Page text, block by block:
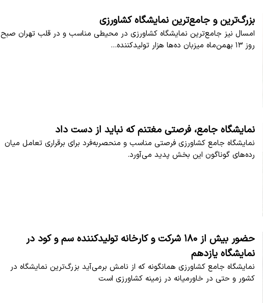
بزرگ‌ترین و جامع‌ترین نمایشگاه کشاورزی
امسال نیز جامع‌ترین نمایشگاه کشاورزی در محیطی مناسب و در قلب تهران صبح
روز ۱۳ بهمن‌ماه میزبان ده‌ها هزار تولیدکننده…
نمایشگاه جامع، فرصتی مغتنم که نباید از دست داد
نمایشگاه جامع کشاورزی فرصتی مناسب و منحصربه‌فرد برای برقراری تعامل میان
رده‌های گوناگون این بخش پدید می‌آورد.
حضور بیش از ۱۸۰ شرکت و کارخانه تولیدکننده سم و کود در
نمایشگاه یازدهم
نمایشگاه جامع کشاورزی همانگونه که از نامش برمی‌آید بزرگ‌ترین نمایشگاه در
کشور و حتی در خاورمیانه در زمینه کشاورزی است